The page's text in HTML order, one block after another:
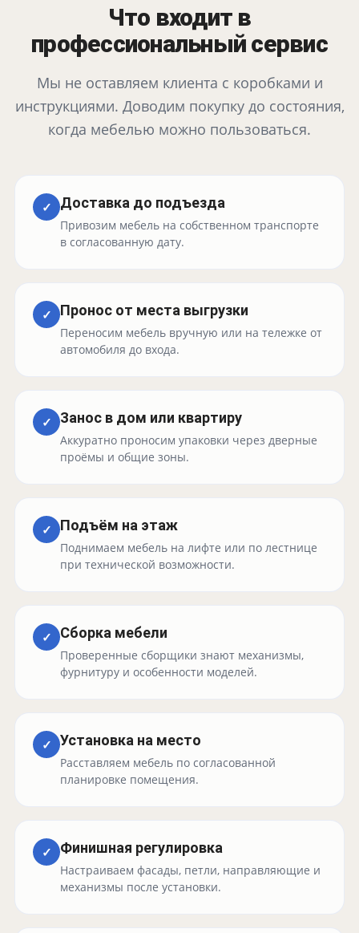
Что входит в
профессиональный сервис
Мы не оставляем клиента с коробками и
инструкциями. Доводим покупку до состояния,
когда мебелью можно пользоваться.
✓ Доставка до подъезда
Привозим мебель на собственном транспорте
в согласованную дату.
✓ Пронос от места выгрузки
Переносим мебель вручную или на тележке от
автомобиля до входа.
✓ Занос в дом или квартиру
Аккуратно проносим упаковки через дверные
проёмы и общие зоны.
✓ Подъём на этаж
Поднимаем мебель на лифте или по лестнице
при технической возможности.
✓ Сборка мебели
Проверенные сборщики знают механизмы,
фурнитуру и особенности моделей.
✓ Установка на место
Расставляем мебель по согласованной
планировке помещения.
✓ Финишная регулировка
Настраиваем фасады, петли, направляющие и
механизмы после установки.